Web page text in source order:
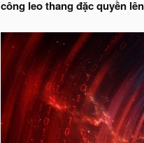
công leo thang đặc quyền